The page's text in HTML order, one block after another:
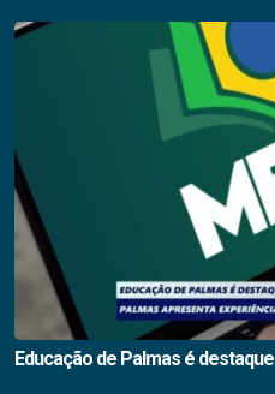
Educação de Palmas é destaque